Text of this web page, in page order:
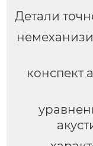
Детали
конспект